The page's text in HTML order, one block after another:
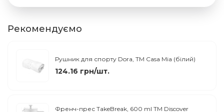
Рекомендуємо
Рушник для спорту Dora, TM Casa Mia (білий)
124.16 грн/шт.
Френч-прес TakeBreak, 600 ml TM Discover